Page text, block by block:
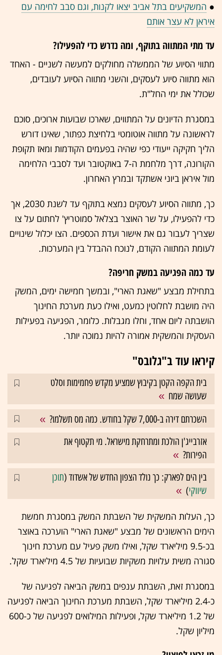
● המשקיעים בתל אביב יצאו לקנות, וגם סבב לחימה עם
איראן לא עצר אותם
עד מתי המתווה בתוקף, ומה נדרש כדי להפעילו?
מתווי הסיוע של הממשלה מחולקים למעשה לשניים - האחד
הוא מתווה סיוע לעסקים, והשני מתווה הסיוע לעובדים,
שכולל את ימי החל"ת.
במסגרת הדיונים על המתווים, שארכו שבועות ארוכים, סוכם
לראשונה על מתווה אוטומטי בלחיצת כפתור, שאינו דורש
הליך חקיקה ייעודי כפי שהיה בפעמים הקודמות ומאז תקופת
הקורונה, דרך מלחמת ה-7 באוקטובר ועד לסבבי הלחימה
מול איראן ביוני אשתקד ובמרץ האחרון.
כך, מתווה הסיוע לעסקים נמצא בתוקף עד לשנת 2030, אך
כדי להפעילו, על שר האוצר בצלאל סמוטריץ' לחתום על צו
שצריך לעבור גם את אישור ועדת הכספים. הצו יכלול שינויים
לעומת המתווה הקודם, לנוכח ההבדל בין המערכות.
עד כמה הפגיעה במשק חריפה?
בתחילת מבצע "שאגת הארי", ובמשך חמישה ימים, המשק
היה מושבת לחלוטין כמעט, ואילו כעת מערכת החינוך
הושבתה ליום אחד, וחלו מגבלות. כלומר, הפגיעה בפעילות
העסקית והמשקית אמורה להיות נמוכה יותר.
קיראו עוד ב"גלובס"
בית הקפה הקטן בקיבוץ שמציע מקדש פחמימות וסלט
שעושה שמח
השכרתם דירה ב-7,000 שקל בחודש. כמה מס תשלמו?
אזרבייג'ן הולכת ומתרחקת מישראל. מי תקטוף את
הפירות?
בין הים לפארק: כך נולד הצפון החדש של אשדוד (תוכן
שיווקי)
כך, העלות המשקית של השבתת המשק במסגרת חמשת
הימים הראשונים של מבצע "שאגת הארי" הוערכה באוצר
בכ-9.5 מיליארד שקל, ואילו משק פעיל עם מערכת חינוך
סגורה משית עלויות משקיות שבועיות של 4.5 מיליארד שקל.
במסגרת זאת, השבתת ענפים במשק הביאה לפגיעה של
כ-2.4 מיליארד שקל, השבתת מערכת החינוך הביאה לפגיעה
של 1.2 מיליארד שקל, ופעילות המילואים לפגיעה של כ-600
מיליון שקל.